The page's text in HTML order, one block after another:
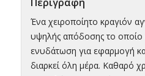
Ένα χειροποίητο κραγιόν
υψηλής απόδοσης το
ενυδάτωση για εφαρμογή
διαρκεί όλη μέρα. Καθαρό